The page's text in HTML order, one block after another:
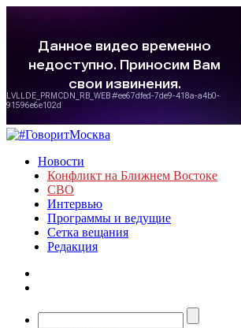
Новости
Конфликт на Ближнем Востоке
СВО
Интервью
Программы и ведущие
Сетка вещания
Редакция